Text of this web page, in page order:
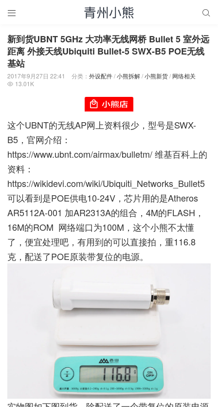
 
新到货UBNT 5GHz 大功率无线网桥 Bullet 5 室外远
距离 外接天线Ubiquiti Bullet-5 SWX-B5 POE无线
基站
2017年9月27日 22:41 分类： 外设配件/小熊拆解/小熊新货/ 网络相关
 13.01K
这个UBNT的无线AP网上资料很少，型号是SWX-
B5，官网介绍：
https://www.ubnt.com/airmax/bulletm/维基百科上的
资料：
https://wikidevi.com/wiki/Ubiquiti_Networks_Bullet5
可以看到是POE供电10-24V，芯片用的是Atheros
AR5112A-001 加AR2313A的组合，4M的FLASH，
16M的ROM 网络端口为100M，这个小熊不太懂
了，便宜处理吧，有用到的可以直接拍，重116.8
克，配送了POE原装带复位的电源。